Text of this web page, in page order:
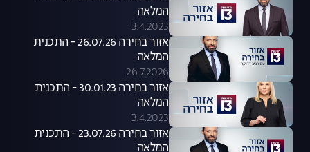
המלאה
3.4.2023
אזור בחירה 26.07.26 - התכנית
המלאה
26.7.2026
אזור בחירה 30.01.23 - התכנית
המלאה
3.4.2023
אזור בחירה 23.07.26 - התכנית
המלאה